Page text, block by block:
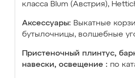
класса Blum (Австрия),
Аксессуары: Выкатные
бутылочницы, волшебные
Пристеночный плинтус,
навески, освещение : по